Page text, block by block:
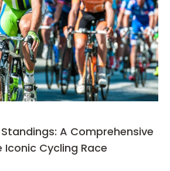
A Comprehensive
Cycling Race